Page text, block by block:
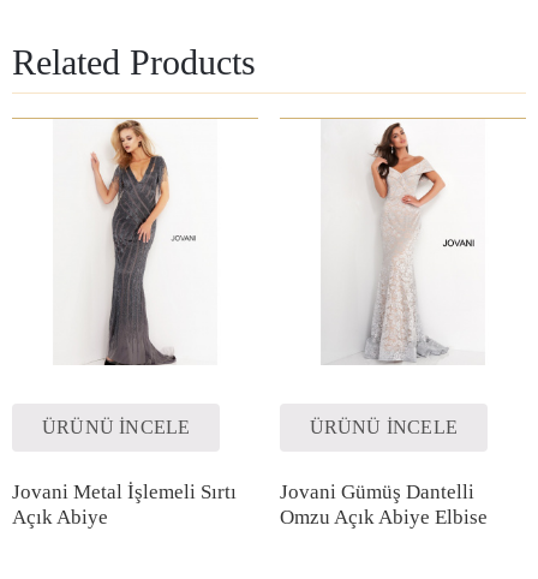
Related Products
ÜRÜNÜ İNCELE
Jovani Metal İşlemeli Sırtı
Açık Abiye
ÜRÜNÜ İNCELE
Jovani Gümüş Dantelli
Omzu Açık Abiye Elbise